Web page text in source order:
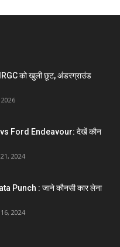
को खुली छूट, अंडरग्राउंड
Ford Endeavour: देखें कौन
2024
Punch : जाने कौनसी कार लेना
2024